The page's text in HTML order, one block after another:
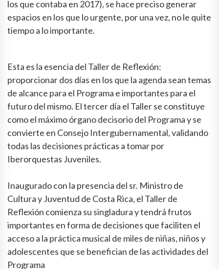
los que contaba en 2017), se hace preciso generar
espacios en los que lo urgente, por una vez, no le quite
tiempo a lo importante.
Esta es la esencia del Taller de Reflexión:
proporcionar dos días en los que la agenda sean temas
de alcance para el Programa e importantes para el
futuro del mismo. El tercer día el Taller se constituye
como el máximo órgano decisorio del Programa y se
convierte en Consejo Intergubernamental, validando
todas las decisiones prácticas a tomar por
Iberorquestas Juveniles.
Inaugurado con la presencia del sr. Ministro de
Cultura y Juventud de Costa Rica, el Taller de
Reflexión comienza su singladura y tendrá frutos
importantes en forma de decisiones que faciliten el
acceso a la práctica musical de miles de niñas, niños y
adolescentes que se benefician de las actividades del
Programa